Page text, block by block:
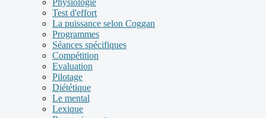
Test d'effort
La puissance selon Coggan
Programmes
Séances spécifiques
Compétition
Evaluation
Pilotage
Diététique
Le mental
Lexique